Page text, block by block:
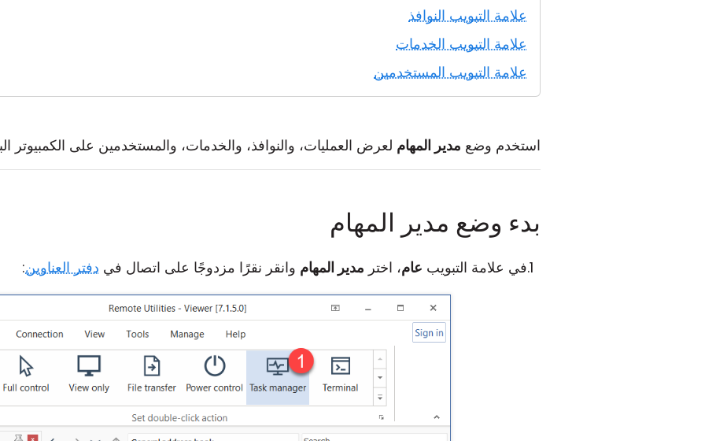
علامة التبويب النوافذ
علامة التبويب الخدمات
علامة التبويب المستخدمين
استخدم وضع مدير المهام لعرض العمليات، والنوافذ، والخدمات، والمستخدمين على الكمبيوتر
بدء وضع مدير المهام
في علامة التبويب عام، اختر مدير المهام وانقر نقرًا مزدوجًا على اتصال في دفتر العناوين: